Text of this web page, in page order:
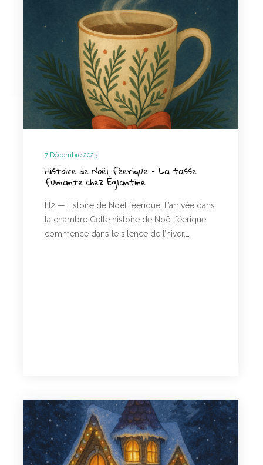
7 Décembre 2025
Histoire de Noël féerique – La tasse
fumante chez Églantine
H2 —Histoire de Noël féerique: L’arrivée dans
la chambre Cette histoire de Noël féerique
commence dans le silence de l’hiver,…